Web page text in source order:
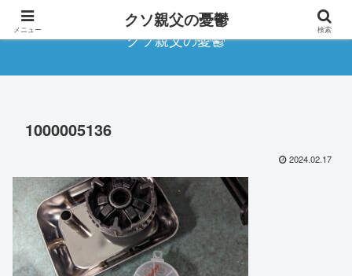
クソ親父の憂鬱
1000005136
2024.02.17
メニュー クソ親父の憂鬱 検索